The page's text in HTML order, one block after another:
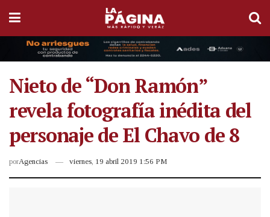
Nieto de “Don Ramón”
revela fotografía inédita del
personaje de El Chavo de 8
porAgencias viernes, 19 abril 2019 1:56 PM